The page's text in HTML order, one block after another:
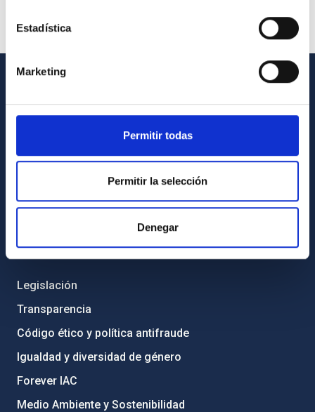
Estadística
Marketing
Permitir todas
Permitir la selección
Denegar
Biblioteca
Legislación
Transparencia
Código ético y política antifraude
Igualdad y diversidad de género
Forever IAC
Medio Ambiente y Sostenibilidad